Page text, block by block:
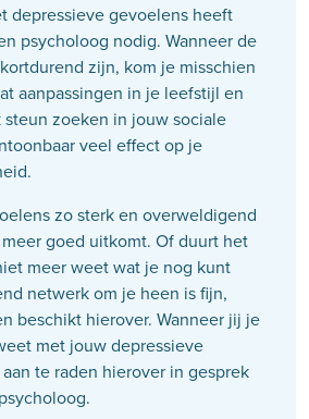
depressieve gevoelens heeft
psycholoog nodig. Wanneer de
zijn, kom je misschien
aanpassingen in je leefstijl en
zoeken in jouw sociale
veel effect op je
zo sterk en overweldigend
goed uitkomt. Of duurt het
meer weet wat je nog kunt
netwerk om je heen is fijn,
beschikt hierover. Wanneer jij je
met jouw depressieve
te raden hierover in gesprek